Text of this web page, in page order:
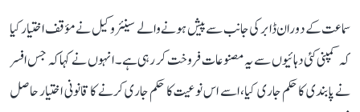
سماعت کے دوران ڈابر کی جانب سے پیش ہونے والے سینئر وکیل نے مؤقف اختیار کیا
کہ کمپنی کئی دہائیوں سے یہ مصنوعات فروخت کر رہی ہے۔ انہوں نے کہا کہ جس افسر
نے پابندی کا حکم جاری کیا، اسے اس نوعیت کا حکم جاری کرنے کا قانونی اختیار حاصل